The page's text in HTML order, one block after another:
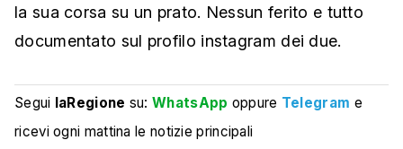
la sua corsa su un prato. Nessun ferito e tutto
documentato sul profilo instagram dei due.
Segui laRegione su:WhatsApp oppure Telegram e
ricevi ogni mattina le notizie principali